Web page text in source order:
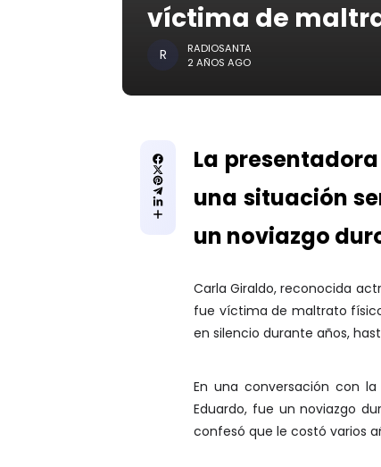
víctima de
RADIOSANTA
2 AÑOS AGO
La
una situación
un noviazgo
Carla Giraldo, reconocida
fue víctima de maltrato
en silencio durante años,
En una conversación con
Eduardo, fue un noviazgo
confesó que le costó varios